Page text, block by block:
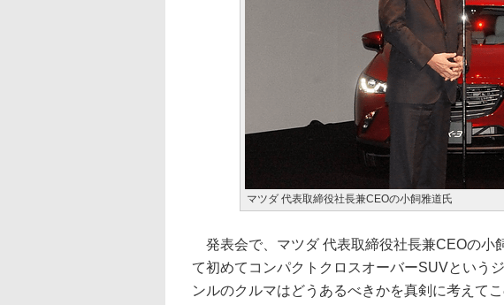
マツダ 代表取締役社長兼CEOの小飼雅道氏
発表会で、マツダ 代表取締役社長兼CEOの小
て初めてコンパクトクロスオーバーSUVという
ンルのクルマはどうあるべきかを真剣に考えて